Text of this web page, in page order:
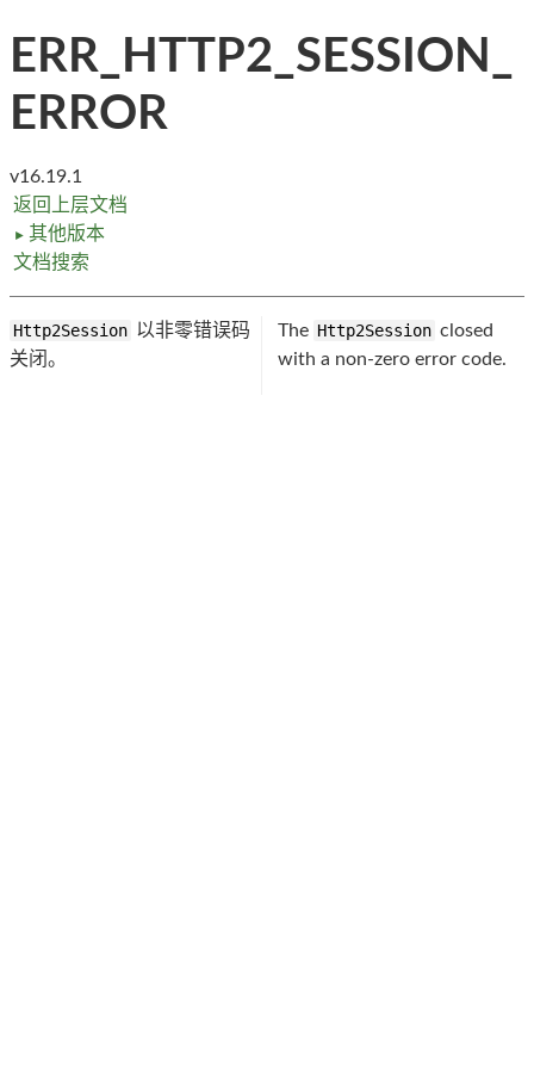
ERR_HTTP2_SESSION_
ERROR
v16.19.1
返回上层文档
► 其他版本
文档搜索
Http2Session 以非零错误码
关闭。
The Http2Session closed
with a non-zero error code.